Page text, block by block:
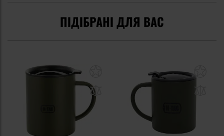
ПІДІБРАНІ ДЛЯ ВАС